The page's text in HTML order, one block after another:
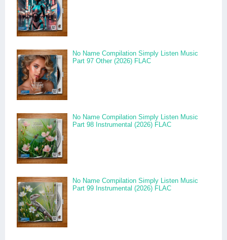
No Name Compilation Simply Listen Music
Part 97 Other (2026) FLAC
No Name Compilation Simply Listen Music
Part 98 Instrumental (2026) FLAC
No Name Compilation Simply Listen Music
Part 99 Instrumental (2026) FLAC